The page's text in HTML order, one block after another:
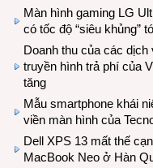
Màn hình gaming LG
có tốc độ “siêu khủng”
Doanh thu của các dịch
truyền hình trả phí của
tăng
Mẫu smartphone khái
viền màn hình của
Dell XPS 13 mất thế
MacBook Neo ở Hàn